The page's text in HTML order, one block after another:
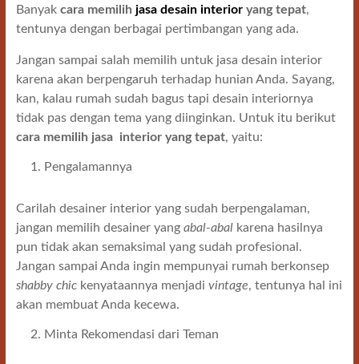
Banyak cara memilih jasa desain interioryang tepat,
tentunya dengan berbagai pertimbangan yang ada.
Jangan sampai salah memilih untuk jasa desain interior
karena akan berpengaruh terhadap hunian Anda. Sayang,
kan, kalau rumah sudah bagus tapi desain interiornya
tidak pas dengan tema yang diinginkan. Untuk itu berikut
cara memilih jasa interior yang tepat, yaitu:
Pengalamannya
Carilah desainer interior yang sudah berpengalaman,
jangan memilih desainer yang abal-abalkarena hasilnya
pun tidak akan semaksimal yang sudah profesional.
Jangan sampai Anda ingin mempunyai rumah berkonsep
shabby chickenyataannya menjadi vintage, tentunya hal ini
akan membuat Anda kecewa.
Minta Rekomendasi dari Teman